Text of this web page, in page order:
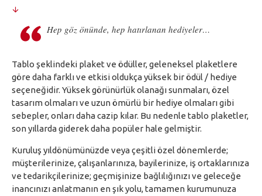
Hep göz önünde, hep hatırlanan hediyeler…
Tablo şeklindeki plaket ve ödüller, geleneksel plaketlere
göre daha farklı ve etkisi oldukça yüksek bir ödül / hediye
seçeneğidir. Yüksek görünürlük olanağı sunmaları, özel
tasarım olmaları ve uzun ömürlü bir hediye olmaları gibi
sebepler, onları daha cazip kılar. Bu nedenle tablo plaketler,
son yıllarda giderek daha popüler hale gelmiştir.
Kuruluş yıldönümünüzde veya çeşitli özel dönemlerde;
müşterilerinize, çalışanlarınıza, bayilerinize, iş ortaklarınıza
ve tedarikçilerinize; geçmişinize bağlılığınızı ve geleceğe
inancınızı anlatmanın en şık yolu, tamamen kurumunuza